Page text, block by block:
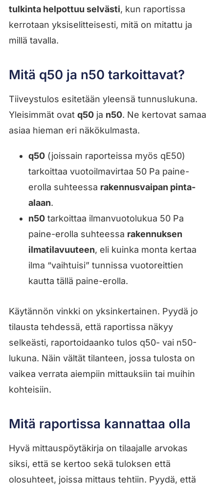
tulkinta helpottuu selvästi, kun raportissa
kerrotaan yksiselitteisesti, mitä on mitattu ja
millä tavalla.
Mitä q50 ja n50 tarkoittavat?
Tiiveystulos esitetään yleensä tunnuslukuna.
Yleisimmät ovat q50ja n50. Ne kertovat samaa
asiaa hieman eri näkökulmasta.
q50(joissain raporteissa myös qE50)
tarkoittaa vuotoilmavirtaa 50 Pa paine-
erolla suhteessa rakennusvaipan pinta-
alaan.
n50tarkoittaa ilmanvuotolukua 50 Pa
paine-erolla suhteessa rakennuksen
ilmatilavuuteen, eli kuinka monta kertaa
ilma “vaihtuisi” tunnissa vuotoreittien
kautta tällä paine-erolla.
Käytännön vinkki on yksinkertainen. Pyydä jo
tilausta tehdessä, että raportissa näkyy
selkeästi, raportoidaanko tulos q50- vai n50-
lukuna. Näin vältät tilanteen, jossa tulosta on
vaikea verrata aiempiin mittauksiin tai muihin
kohteisiin.
Mitä raportissa kannattaa olla
Hyvä mittauspöytäkirja on tilaajalle arvokas
siksi, että se kertoo sekä tuloksen että
olosuhteet, joissa mittaus tehtiin. Pyydä, että